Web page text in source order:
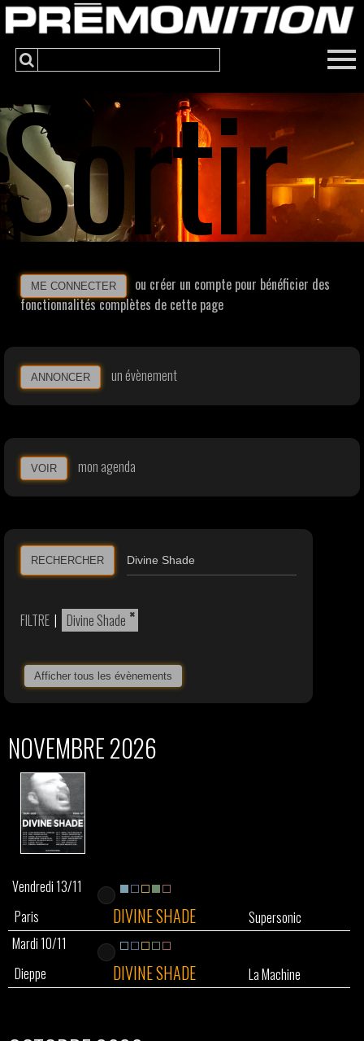
Sortir
ME CONNECTER
ou créer un compte pour bénéficier des
fonctionnalités complètes de cette page
ANNONCER un évènement
VOIR mon agenda
RECHERCHER
FILTRE | ×
Divine Shade
Afficher tous les évènements
NOVEMBRE 2026
Vendredi 13/11
Paris
DIVINE SHADE
Supersonic
Mardi 10/11
Dieppe
DIVINE SHADE La Machine